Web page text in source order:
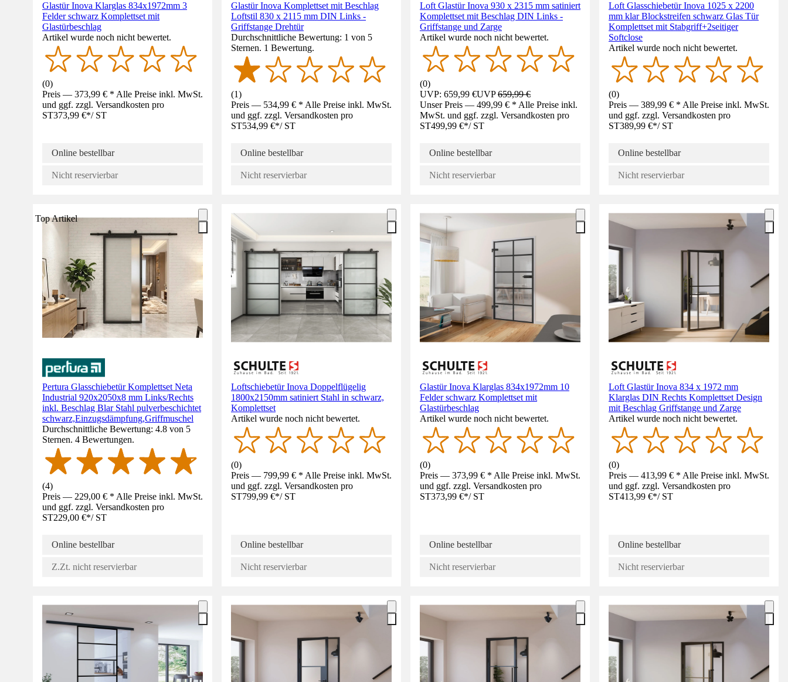
Glastür Inova Klarglas 834x1972mm 3
Felder schwarz Komplettset mit
Glastürbeschlag
Artikel wurde noch nicht bewertet.
(0)
Preis — 373,99 € * Alle Preise inkl. MwSt.
und ggf. zzgl. Versandkosten pro
ST373,99 €*/ ST
Online bestellbar
Nicht reservierbar
Glastür Inova Komplettset mit Beschlag
Loftstil 830 x 2115 mm DIN Links -
Griffstange Drehtür
Durchschnittliche Bewertung: 1 von 5
Sternen. 1 Bewertung.
(1)
Preis — 534,99 € * Alle Preise inkl. MwSt.
und ggf. zzgl. Versandkosten pro
ST534,99 €*/ ST
Online bestellbar
Nicht reservierbar
Loft Glastür Inova 930 x 2315 mm satiniert
Komplettset mit Beschlag DIN Links -
Griffstange und Zarge
Artikel wurde noch nicht bewertet.
(0)
UVP: 659,99 €UVP659,99 €
Unser Preis — 499,99 € * Alle Preise inkl.
MwSt. und ggf. zzgl. Versandkosten pro
ST499,99 €*/ ST
Online bestellbar
Nicht reservierbar
Loft Glasschiebetür Inova 1025 x 2200
mm klar Blockstreifen schwarz Glas Tür
Komplettset mit Stabgriff+2seitiger
Softclose
Artikel wurde noch nicht bewertet.
(0)
Preis — 389,99 € * Alle Preise inkl. MwSt.
und ggf. zzgl. Versandkosten pro
ST389,99 €*/ ST
Online bestellbar
Nicht reservierbar
Top Artikel
Pertura Glasschiebetür Komplettset Neta
Industrial 920x2050x8 mm Links/Rechts
inkl. Beschlag Blar Stahl pulverbeschichtet
schwarz,Einzugsdämpfung,Griffmuschel
Durchschnittliche Bewertung: 4.8 von 5
Sternen. 4 Bewertungen.
(4)
Preis — 229,00 € * Alle Preise inkl. MwSt.
und ggf. zzgl. Versandkosten pro
ST229,00 €*/ ST
Online bestellbar
Z.Zt. nicht reservierbar
Loftschiebetür Inova Doppelflügelig
1800x2150mm satiniert Stahl in schwarz,
Komplettset
Artikel wurde noch nicht bewertet.
(0)
Preis — 799,99 € * Alle Preise inkl. MwSt.
und ggf. zzgl. Versandkosten pro
ST799,99 €*/ ST
Online bestellbar
Nicht reservierbar
Glastür Inova Klarglas 834x1972mm 10
Felder schwarz Komplettset mit
Glastürbeschlag
Artikel wurde noch nicht bewertet.
(0)
Preis — 373,99 € * Alle Preise inkl. MwSt.
und ggf. zzgl. Versandkosten pro
ST373,99 €*/ ST
Online bestellbar
Nicht reservierbar
Loft Glastür Inova 834 x 1972 mm
Klarglas DIN Rechts Komplettset Design
mit Beschlag Griffstange und Zarge
Artikel wurde noch nicht bewertet.
(0)
Preis — 413,99 € * Alle Preise inkl. MwSt.
und ggf. zzgl. Versandkosten pro
ST413,99 €*/ ST
Online bestellbar
Nicht reservierbar